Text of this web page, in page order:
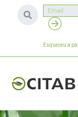
Esqueceu a